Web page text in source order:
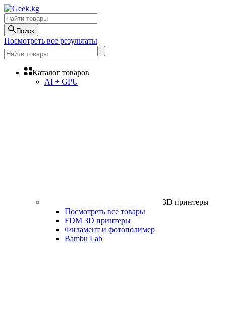
Поиск
Посмотреть все результаты
Каталог товаров
AI + GPU
3D принтеры
Посмотреть все товары
FDM 3D принтеры
Филамент и фотополимер
Bambu Lab